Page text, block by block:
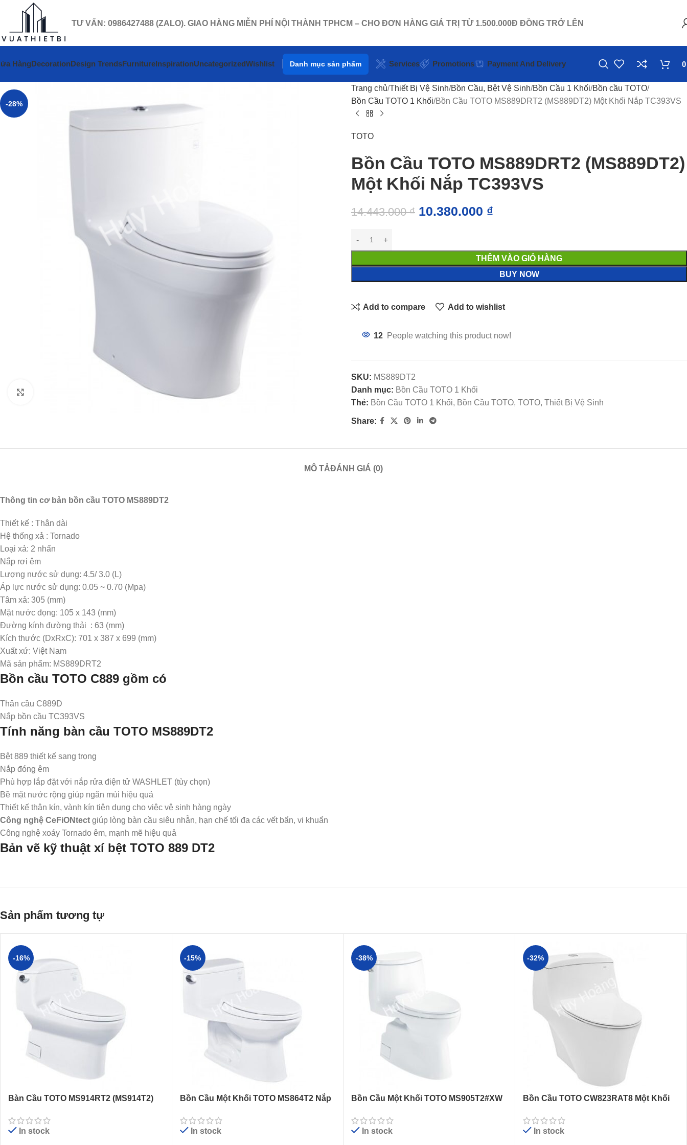
TƯ VẤN: 0986427488 (ZALO). GIAO HÀNG MIỄN PHÍ NỘI THÀNH TPHCM – CHO ĐƠN HÀNG GIÁ TRỊ TỪ 1.500.000Đ ĐỒNG TRỞ LÊN
HàngDecorationDesign TrendsFurnitureInspirationUncategorizedWishlist Danh mục sản phẩm Services Promotions Payment And Delivery
-28%
Trang chủ Thiết Bị Vệ Sinh Bồn Cầu, Bệt Vệ Sinh Bồn Cầu 1 Khối Bồn cầu TOTO
Bồn Cầu TOTO 1 Khối Bồn Cầu TOTO MS889DRT2 (MS889DT2) Một Khối Nắp TC393VS
TOTO
Bồn Cầu TOTO MS889DRT2 (MS889DT2)
Một Khối Nắp TC393VS
14.443.000₫ 10.380.000 ₫
THÊM VÀO GIỎ HÀNG
BUY NOW
Add to compare Add to wishlist
12 People watching this product now!
SKU: MS889DT2
Danh mục: Bồn Cầu TOTO 1 Khối
Thẻ: Bồn Cầu TOTO 1 Khối, Bồn Cầu TOTO, TOTO, Thiết Bị Vệ Sinh
Share:
MÔ TẢĐÁNH GIÁ (0)
Thông tin cơ bản bồn cầu TOTO MS889DT2
Thiết kế : Thân dài
Hệ thống xả : Tornado
Loại xả: 2 nhấn
Nắp rơi êm
Lượng nước sử dụng: 4.5/ 3.0 (L)
Áp lực nước sử dụng: 0.05 ~ 0.70 (Mpa)
Tâm xả: 305 (mm)
Mặt nước đọng: 105 x 143 (mm)
Đường kính đường thải : 63 (mm)
Kích thước (DxRxC): 701 x 387 x 699 (mm)
Xuất xứ: Việt Nam
Mã sản phẩm: MS889DRT2
Bồn cầu TOTO C889 gồm có
Thân cầu C889D
Nắp bồn cầu TC393VS
Tính năng bàn cầu TOTO MS889DT2
Bệt 889 thiết kế sang trọng
Nắp đóng êm
Phù hợp lắp đặt với nắp rửa điện tử WASHLET (tùy chọn)
Bề mặt nước rộng giúp ngăn mùi hiệu quả
Thiết kế thân kín, vành kín tiện dụng cho việc vệ sinh hàng ngày
Công nghệ CeFiONtect giúp lòng bàn cầu siêu nhẵn, hạn chế tối đa các vết bẩn, vi khuẩn
Công nghệ xoáy Tornado êm, mạnh mẽ hiệu quả
Bản vẽ kỹ thuật xí bệt TOTO 889 DT2
Sản phẩm tương tự
-16%
Bàn Cầu TOTO MS914RT2 (MS914T2)
In stock
-15%
Bồn Cầu Một Khối TOTO MS864T2 Nắp
In stock
-38%
Bồn Cầu Một Khối TOTO MS905T2#XW
In stock
-32%
Bồn Cầu TOTO CW823RAT8 Một Khối
In stock